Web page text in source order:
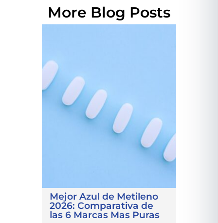
More Blog Posts
Mejor Azul de Metileno
2026: Comparativa de
las 6 Marcas Mas Puras